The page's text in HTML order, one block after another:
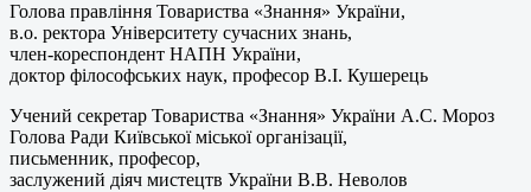
Голова правління Товариства «Знання» України,
в.о. ректора Університету сучасних знань,
член-кореспондент НАПН України,
доктор філософських наук, професор В.І. Кушерець
Учений секретар Товариства «Знання» України А.С. Мороз
Голова Ради Київської міської організації,
письменник, професор,
заслужений діяч мистецтв України В.В. Неволов